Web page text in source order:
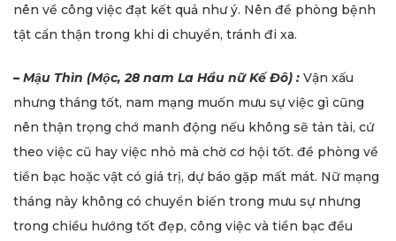
nên về công việc đạt kết quả như ý. Nên đề phòng bệnh
tật cẩn thận trong khi di chuyển, tránh đi xa.
– Mậu Thìn (Mộc, 28 nam La Hầu nữ Kế Đô) : Vận xấu
nhưng tháng tốt, nam mạng muốn mưu sự việc gì cũng
nên thận trọng chớ manh động nếu không sẽ tản tài, cứ
theo việc cũ hay việc nhỏ mà chờ cơ hội tốt. đề phòng về
tiền bạc hoặc vật có giá trị, dự báo gặp mất mát. Nữ mạng
tháng này không có chuyển biến trong mưu sự nhưng
trong chiều hướng tốt đẹp, công việc và tiền bạc đều